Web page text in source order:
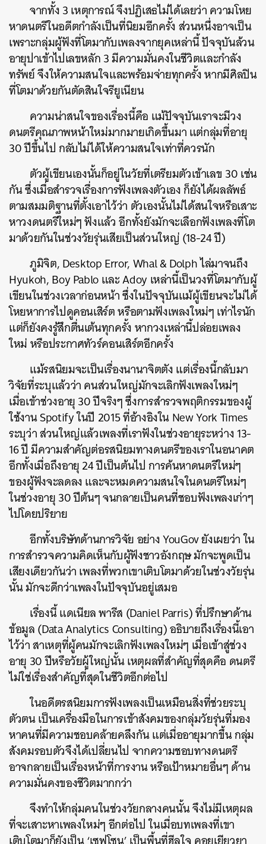
จากทั้ง 3 เหตุการณ์ จึงปฏิเสธไม่ได้เลยว่า ความโหย
หาดนตรีในอดีตกำลังเป็นที่นิยมอีกครั้ง ส่วนหนึ่งอาจเป็น
เพราะกลุ่มผู้ฟังที่โตมากับเพลงจากยุคเหล่านี้ ปัจจุบันล้วน
อายุปาเข้าไปเลขหลัก 3 มีความมั่นคงในชีวิตและกำลัง
ทรัพย์ จึงให้ความสนใจและพร้อมจ่ายทุกครั้ง หากมีศิลปิน
ที่โตมาด้วยกันตัดสินใจรียูเนียน
ความน่าสนใจของเรื่องนี้คือ แม้ปัจจุบันเราจะมีวง
ดนตรีคุณภาพหน้าใหม่มากมายเกิดขึ้นมา แต่กลุ่มที่อายุ
30 ปีขึ้นไป กลับไม่ได้ให้ความสนใจเท่าที่ควรนัก
ตัวผู้เขียนเองนั้นก็อยู่ในวัยที่เตรียมตัวเข้าเลข 30 เช่น
กัน ซึ่งเมื่อสำรวจเรื่องการฟังเพลงตัวเอง ก็ยังได้ผลลัพธ์
ตามสมมติฐานที่ตั้งเอาไว้ว่า ตัวเองนั้นไม่ได้สนใจหรือเสาะ
หาวงดนตรีใหม่ๆ ฟังแล้ว อีกทั้งยังมักจะเลือกฟังเพลงที่โต
มาด้วยกันในช่วงวัยรุ่นเสียเป็นส่วนใหญ่ (18-24 ปี)
ภูมิจิต, Desktop Error, Whal & Dolph ไล่มาจนถึง
Hyukoh, Boy Pablo และ Adoy เหล่านี้เป็นวงที่โตมากับผู้
เขียนในช่วงเวลาก่อนหน้า ซึ่งในปัจจุบันแม้ผู้เขียนจะไม่ได้
โหยหาการไปดูคอนเสิร์ต หรือตามฟังเพลงใหม่ๆ เท่าไรนัก
แต่ก็ยังคงรู้สึกตื่นเต้นทุกครั้ง หากวงเหล่านี้ปล่อยเพลง
ใหม่ หรือประกาศทัวร์คอนเสิร์ตอีกครั้ง
แม้รสนิยมจะเป็นเรื่องนานาจิตตัง แต่เรื่องนี้กลับมา
วิจัยที่ระบุแล้วว่า คนส่วนใหญ่มักจะเลิกฟังเพลงใหม่ๆ
เมื่อเข้าช่วงอายุ 30 ปีจริงๆ ซึ่งการสำรวจพฤติกรรมของผู้
ใช้งาน Spotify ในปี 2015 ที่อ้างอิงใน New York Times
ระบุว่า ส่วนใหญ่แล้วเพลงที่เราฟังในช่วงอายุระหว่าง 13-
16 ปี มีความสำคัญต่อรสนิยมทางดนตรีของเราในอนาคต
อีกทั้งเมื่อถึงอายุ 24 ปีเป็นต้นไป การค้นหาดนตรีใหม่ๆ
ของผู้ฟังจะลดลง และจะหมดความสนใจในดนตรีใหม่ๆ
ในช่วงอายุ 30 ปีต้นๆ จนกลายเป็นคนที่ชอบฟังเพลงเก่าๆ
ไปโดยปริยาย
อีกทั้งบริษัทด้านการวิจัย อย่าง YouGov ยังเผยว่า ใน
การสำรวจความคิดเห็นกับผู้ฟังชาวอังกฤษ มักจะพูดเป็น
เสียงเดียวกันว่า เพลงที่พวกเขาเติบโตมาด้วยในช่วงวัยรุ่น
นั้น มักจะดีกว่าเพลงในปัจจุบันอยู่เสมอ
เรื่องนี้ แดเนียล พารีส (Daniel Parris) ที่ปรึกษาด้าน
ข้อมูล (Data Analytics Consulting) อธิบายถึงเรื่องนี้เอา
ไว้ว่า สาเหตุที่ผู้คนมักจะเลิกฟังเพลงใหม่ๆ เมื่อเข้าสู่ช่วง
อายุ 30 ปีหรือวัยผู้ใหญ่นั้น เหตุผลที่สำคัญที่สุดคือ ดนตรี
ไม่ใช่เรื่องสำคัญที่สุดในชีวิตอีกต่อไป
ในอดีตรสนิยมการฟังเพลงเป็นเหมือนสิ่งที่ช่วยระบุ
ตัวตน เป็นเครื่องมือในการเข้าสังคมของกลุ่มวัยรุ่นที่มอง
หาคนที่มีความชอบคล้ายคลึงกัน แต่เมื่ออายุมากขึ้น กลุ่ม
สังคมรอบตัวจึงได้เปลี่ยนไป จากความชอบทางดนตรี
อาจกลายเป็นเรื่องหน้าที่การงาน หรือเป้าหมายอื่นๆ ด้าน
ความมั่นคงของชีวิตมากกว่า
จึงทำให้กลุ่มคนในช่วงวัยกลางคนนั้น จึงไม่มีเหตุผล
ที่จะเสาะหาเพลงใหม่ๆ อีกต่อไป ในเมื่อบทเพลงที่เขา